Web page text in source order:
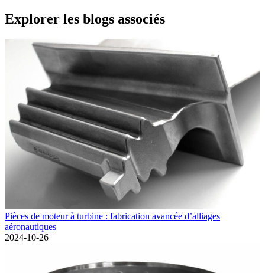
Explorer les blogs associés
Pièces de moteur à turbine : fabrication avancée d’alliages
aéronautiques
2024-10-26